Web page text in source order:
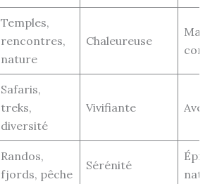
Temples,
rencontres,
nature
Chaleureuse
Safaris,
treks,
diversité
Vivifiante
Randos,
fjords, pêche
Sérénité
Épris